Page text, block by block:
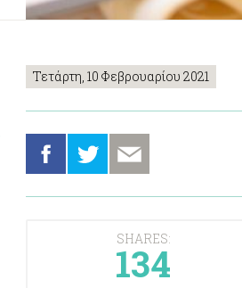
Τετάρτη, 10 Φεβρουαρίου 2021
SHARES:
134